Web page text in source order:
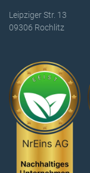
Leipziger Str. 13
09306 Rochlitz